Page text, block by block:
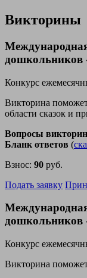
Викторины
дошкольников
Конкурс
Викторина
области сказок и
Вопросы
Бланк ответов (
Взнос: 90 руб.
Подать заявку
Конкурс
Викторина